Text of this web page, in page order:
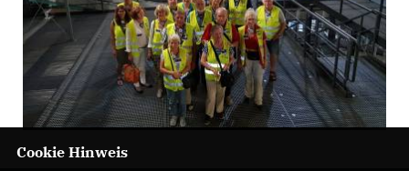
Cookie Hinweis